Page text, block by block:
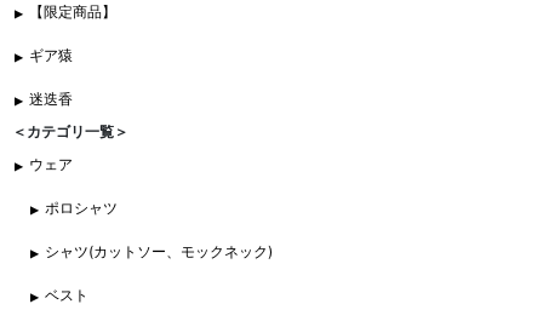
【限定商品】
ギア猿
迷迭香
＜カテゴリ一覧＞
ウェア
ポロシャツ
シャツ(カットソー、モックネック)
ベスト